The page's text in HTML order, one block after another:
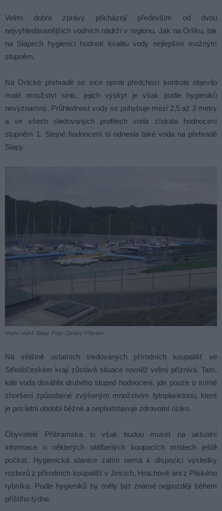
Velmi dobré zprávy přicházejí především od dvou
nejvyhledávanějších vodních nádrží v regionu. Jak na Orlíku, tak
na Slapech hygienici hodnotí kvalitu vody nejlepším možným
stupněm.
Na Orlické přehradě se sice oproti předchozí kontrole objevilo
malé množství sinic, jejich výskyt je však podle hygieniků
nevýznamný. Průhlednost vody se pohybuje mezi 2,5 až 3 metry
a ve všech sledovaných profilech voda získala hodnocení
stupněm 1. Stejné hodnocení si odnesla také voda na přehradě
Slapy.
Vodní nádrž Slapy. Foto: Zprávy Příbram
Na většině ostatních sledovaných přírodních koupališť ve
Středočeském kraji zůstává situace rovněž velmi příznivá. Tam,
kde voda dosáhla druhého stupně hodnocení, jde pouze o mírné
zhoršení způsobené zvýšeným množstvím fytoplanktonu, které
je pro letní období běžné a nepředstavuje zdravotní riziko.
Obyvatelé Příbramska si však budou muset na aktuální
informace o některých oblíbených koupacích místech ještě
počkat. Hygienická stanice zatím nemá k dispozici výsledky
rozborů z přírodních koupališť v Jincích, Hrachově ani z Pilského
rybníka. Podle hygieniků by měly být známé nejpozději během
příštího týdne.